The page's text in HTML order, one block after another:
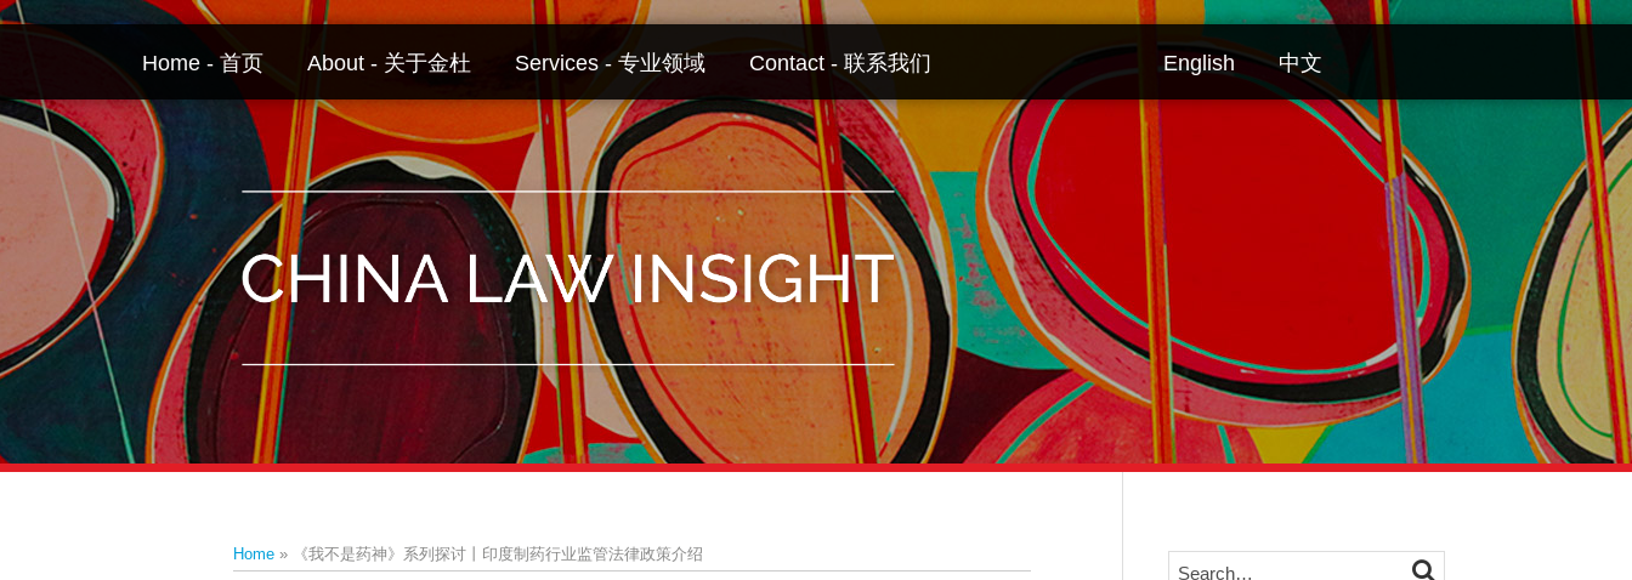
Skip
Home - 首页 About - 关于金杜 Services - 专业领域 Contact - 联系我们 English 中文
Home » 《我不是药神》系列探讨丨印度制药行业监管法律政策介绍
Search… SEARCH